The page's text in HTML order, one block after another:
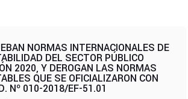
NORMAS INTERNACIONALES DE
DEL SECTOR PÚBLICO
2020, Y DEROGAN LAS NORMAS
QUE SE OFICIALIZARON CON
Nº 010-2018/EF-51.01